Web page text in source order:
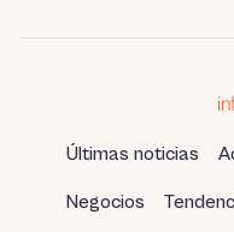
Últimas noticias
Negocios